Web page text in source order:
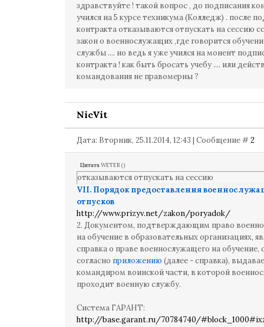
здравствуйте ! такой вопрос , до подписания
учился на 5 курсе техникума (Колледж) . после
контракта отказываются отпускать на сессию
закон о военнослужащих ,где говорится
службы .... но ведь я уже учился на монент
контракта ! как быть бросать учебу .... или
командования не правомерны ?
NicVit
Дата: Вторник, 25.11.2014, 12:43 | Сообщение #2
ЦитатаWETER()
отказываются отпускать на сессию
VII. Порядок предоставления
отпусков
http://www.prizyv.net/zakon/poryadok/
2. Документом, подтверждающим право
на обучение в образовательных организациях,
справка о праве военнослужащего на обучение,
согласно приложению (далее - справка),
командиром воинской части, в которой
проходит военную службу.
Система ГАРАНТ:
http://base.garant.ru/70784740/